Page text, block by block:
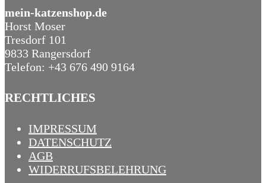
mein-katzenshop.de
Horst Moser
Tresdorf 101
9833 Rangersdorf
Telefon: +43 676 490 9164
RECHTLICHES
IMPRESSUM
DATENSCHUTZ
AGB
WIDERRUFSBELEHRUNG